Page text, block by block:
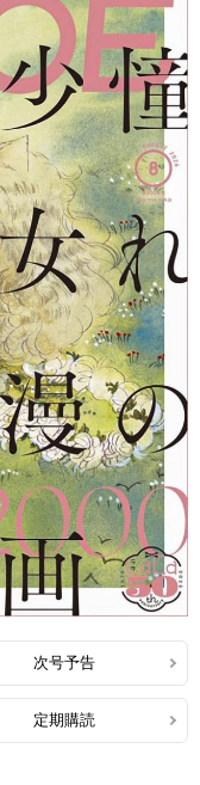
次号予告
定期購読